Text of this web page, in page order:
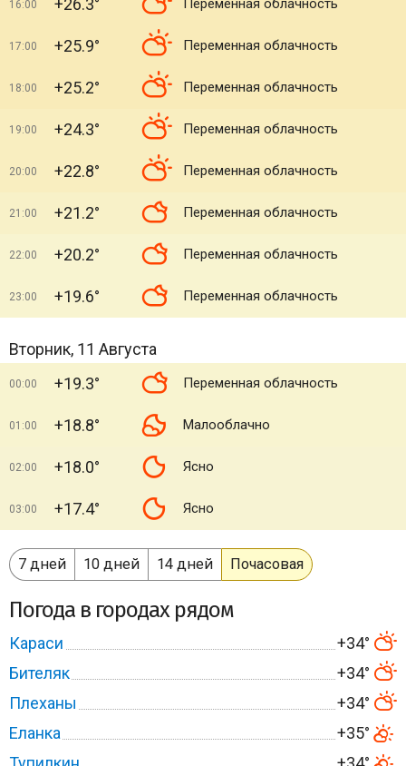
16:00 +26.3° Переменная облачность
17:00 +25.9° Переменная облачность
18:00 +25.2° Переменная облачность
19:00 +24.3° Переменная облачность
20:00 +22.8° Переменная облачность
21:00 +21.2° Переменная облачность
22:00 +20.2° Переменная облачность
23:00 +19.6° Переменная облачность
Вторник, 11 Августа
00:00 +19.3° Переменная облачность
01:00 +18.8° Малооблачно
02:00 +18.0° Ясно
03:00 +17.4° Ясно
7 дней 10 дней 14 дней Почасовая
Погода в городах рядом
Караси
+34°
Бителяк
+34°
Плеханы
+34°
Еланка
+35°